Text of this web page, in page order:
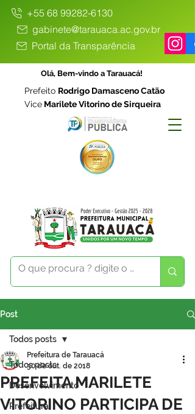
+55 68 99282-6130
gabinete@tarauaca.ac.gov.br
Portal da Transparência
Olá, Bem-vindo a Tarauacá!
Prefeito Rodrigo Damasceno Catão
Vice Marilete Vitorino de Sirqueira
Post
Todos posts
Desenvolvimento
Prefeitura
Todos posts
PREFEITA MARILETE
VITORINO PARTICIPA DE
Prefeitura de Tarauacá
30 de out. de 2018